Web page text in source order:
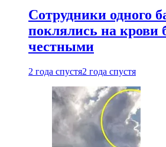
Сотрудники одного
поклялись на крови
честными
2 года спустя2 года спустя